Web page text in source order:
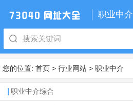
职业中介
您的位置: 首页 > 行业网站 > 职业中介
职业中介综合